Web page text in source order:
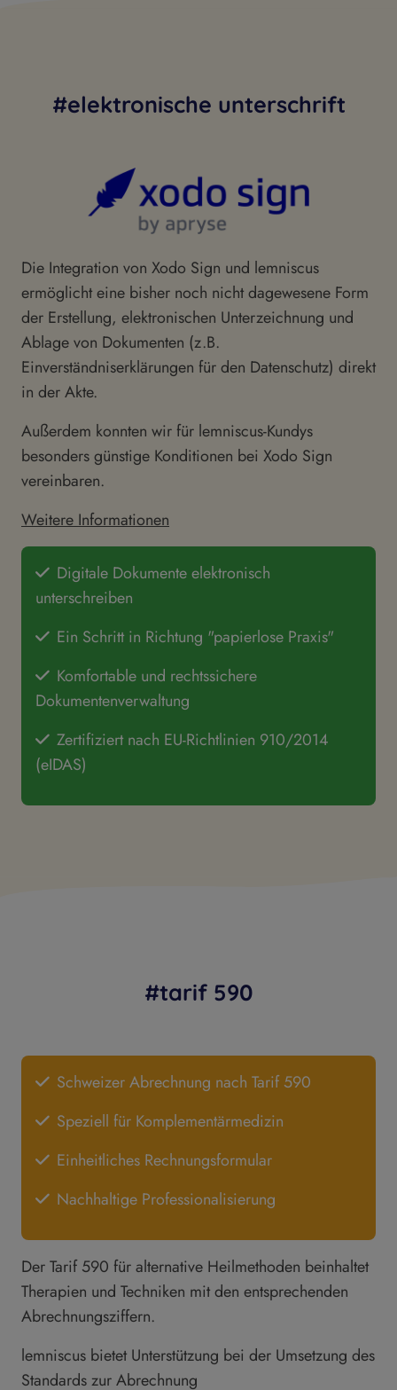
#elektronische unterschrift
Die Integration von Xodo Sign und lemniscus
ermöglicht eine bisher noch nicht dagewesene Form
der Erstellung, elektronischen Unterzeichnung und
Ablage von Dokumenten (z.B.
Einverständniserklärungen für den Datenschutz) direkt
in der Akte.
Außerdem konnten wir für lemniscus-Kundys
besonders günstige Konditionen bei Xodo Sign
vereinbaren.
Weitere Informationen
Digitale Dokumente elektronisch
unterschreiben
Ein Schritt in Richtung "papierlose Praxis"
Komfortable und rechtssichere
Dokumentenverwaltung
Zertifiziert nach EU-Richtlinien 910/2014
(eIDAS)
#tarif 590
Schweizer Abrechnung nach Tarif 590
Speziell für Komplementärmedizin
Einheitliches Rechnungsformular
Nachhaltige Professionalisierung
Der Tarif 590 für alternative Heilmethoden beinhaltet
Therapien und Techniken mit den entsprechenden
Abrechnungsziffern.
lemniscus bietet Unterstützung bei der Umsetzung des
Standards zur Abrechnung